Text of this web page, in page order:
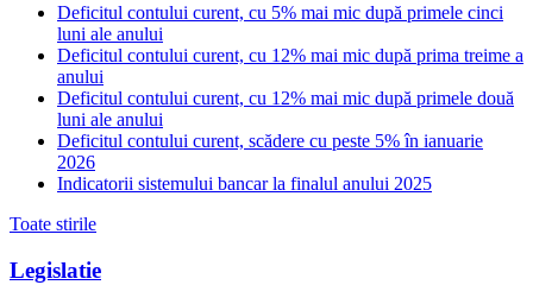
Deficitul contului curent, cu 5% mai mic după primele cinci
luni ale anului
Deficitul contului curent, cu 12% mai mic după prima treime a
anului
Deficitul contului curent, cu 12% mai mic după primele două
luni ale anului
Deficitul contului curent, scădere cu peste 5% în ianuarie
2026
Indicatorii sistemului bancar la finalul anului 2025
Toate stirile
Legislatie